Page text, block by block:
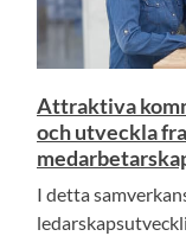
Attraktiva
och utveckla
I detta